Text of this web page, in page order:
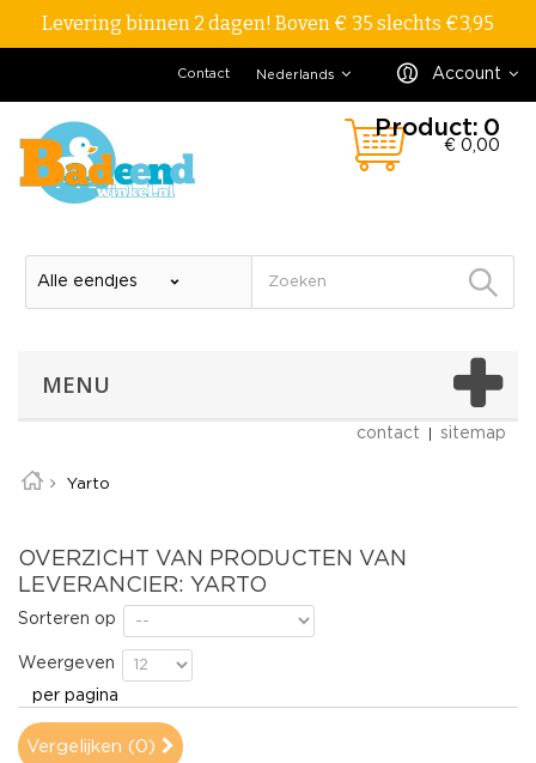
Levering binnen 2 dagen! Boven € 35 slechts €3,95
Account
Nederlands
Contact
Product: 0
€ 0,00
MENU
contact sitemap
Yarto
OVERZICHT VAN PRODUCTEN VAN
LEVERANCIER: YARTO
Sorteren op
Weergeven
per pagina
Vergelijken (0 )